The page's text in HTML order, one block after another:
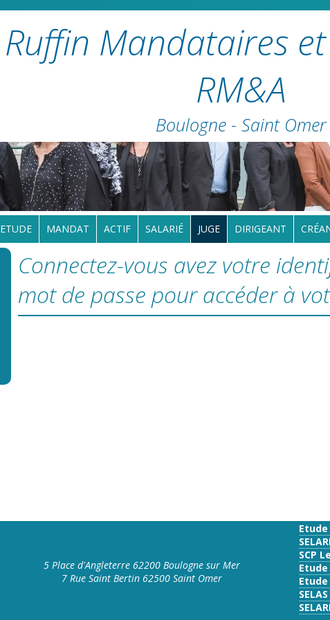
Ruffin Mandataires et
RM&A
Boulogne - Saint Omer
ETUDE MANDAT ACTIF SALARIÉ JUGE DIRIGEANT
Connectez-vous avez votre
mot de passe pour accéder à
5 Place d'Angleterre 62200 Boulogne sur Mer
7 Rue Saint Bertin 62500 Saint Omer
SCP